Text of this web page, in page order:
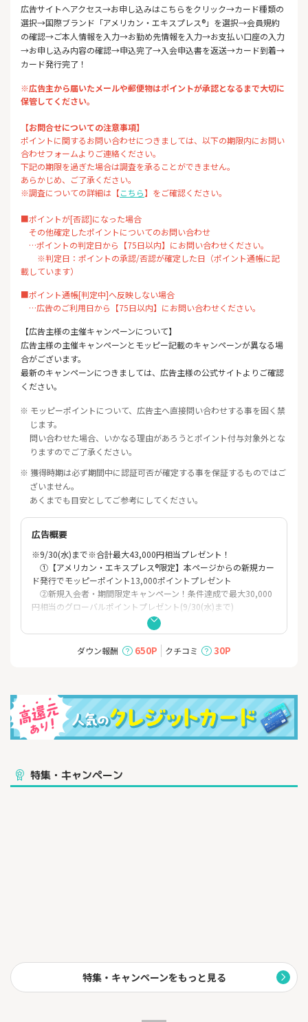
広告サイトへアクセス→お申し込みはこちらをクリック→カード種類の
選択→国際ブランド「アメリカン・エキスプレス®」を選択→会員規約
の確認→ご本人情報を入力→お勤め先情報を入力→お支払い口座の入力
→お申し込み内容の確認→申込完了→入会申込書を返送→カード到着→
カード発行完了！
※広告主から届いたメールや郵便物はポイントが承認となるまで大切に
保管してください。
【お問合せについての注意事項】
ポイントに関するお問い合わせにつきましては、以下の期限内にお問い
合わせフォームよりご連絡ください。
下記の期限を過ぎた場合は調査を承ることができません。
あらかじめ、ご了承ください。
※調査についての詳細は【こちら】をご確認ください。
■ポイントが[否認]になった場合
その他確定したポイントについてのお問い合わせ
…ポイントの判定日から【75日以内】にお問い合わせください。
※判定日：ポイントの承認/否認が確定した日（ポイント通帳に記
載しています）
■ポイント通帳[判定中]へ反映しない場合
…広告のご利用日から【75日以内】にお問い合わせください。
【広告主様の主催キャンペーンについて】
広告主様の主催キャンペーンとモッピー記載のキャンペーンが異なる場
合がございます。
最新のキャンペーンにつきましては、広告主様の公式サイトよりご確認
ください。
※ モッピーポイントについて、広告主へ直接問い合わせする事を固く禁
じます。
問い合わせた場合、いかなる理由があろうとポイント付与対象外とな
りますのでご了承ください。
※ 獲得時期は必ず期間中に認証可否が確定する事を保証するものではご
ざいません。
あくまでも目安としてご参考にしてください。
広告概要
※9/30(水)まで※合計最大43,000円相当プレゼント！
①【アメリカン・エキスプレス®限定】本ページからの新規カー
ド発行でモッピーポイント13,000ポイントプレゼント
②新規入会者・期間限定キャンペーン！条件達成で最大30,000
円相当のグローバルポイントプレゼント(9/30(水)まで)
ちゃんとおトクな、頼れる一枚。
【年会費永年無料】の三菱ＵＦＪカード
元！（*2）
■新規入会者・期間限定キャンペーン！条件達成で最大30,000円
相当のグローバルポイントプレゼント！
└新規入会特典で10,000円相当のグローバルポイントプレゼン
一定期間7%→20%に還元率UP！最大20,000円相当のグローバル
ポイントプレゼント（*4）
り異なります。
（*1）対象店舗によってはアメリカン・エキスプレス®のカードは
優遇対象外となります。
ダウン報酬 650P クチコミ 30P
特集・キャンペーン
特集・キャンペーンをもっと見る